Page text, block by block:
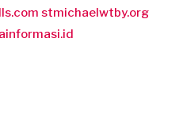
stmichaelwtby.org